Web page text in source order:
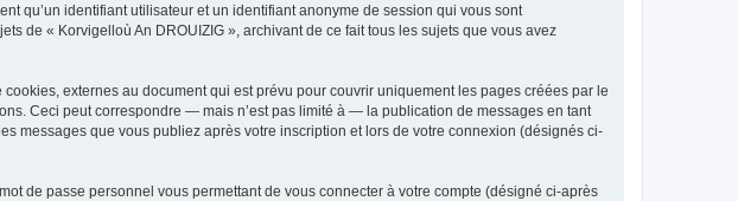
qu’un identifiant utilisateur et un identifiant anonyme de session qui vous sont
de « Korvigelloù An DROUIZIG », archivant de ce fait tous les sujets que vous avez
externes au document qui est prévu pour couvrir uniquement les pages créées par le
Ceci peut correspondre — mais n’est pas limité à — la publication de messages en tant
messages que vous publiez après votre inscription et lors de votre connexion (désignés ci-
de passe personnel vous permettant de vous connecter à votre compte (désigné ci-après